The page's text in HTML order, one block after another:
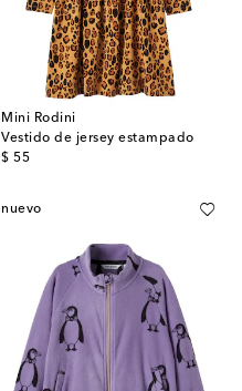
Mini Rodini
Vestido de jersey estampado
$ 55
original price
nuevo